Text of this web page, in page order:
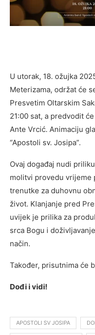
U utorak, 18. ožujka
Meterizama, održat će
Presvetim Oltarskim
21:00 sat, a predvodit
Ante Vrcić. Animaciju
“Apostoli sv. Josipa”.
Ovaj događaj nudi
molitvi provedu vrijeme
trenutke za duhovnu
život. Klanjanje pred
uvijek je prilika za
srca Bogu i
način.
Također, prisutnima će
Dođi i vidi!
APOSTOLI SV JOSIPA